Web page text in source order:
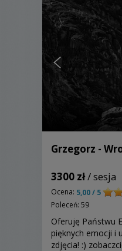
Grzegorz -
3300 zł/ sesja
Ocena: 5,00 / 5
Poleceń: 59
Oferuję Państwu
pięknych emocji i
zdjęcia! :)